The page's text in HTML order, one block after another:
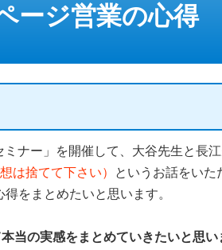
ージ営業の心得
ミナー」を開催 して、 大谷先生と長
は捨てて下さい）
というお話をいた
をまとめたいと思います。
当の実感をまとめていきたいと思い